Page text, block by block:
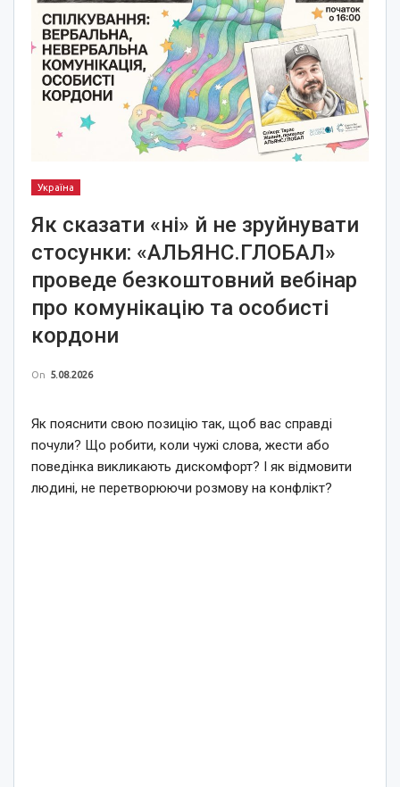
Україна
Як сказати «ні» й не зруйнувати
стосунки: «АЛЬЯНС.ГЛОБАЛ»
проведе безкоштовний вебінар
про комунікацію та особисті
кордони
On 5.08.2026
Як пояснити свою позицію так, щоб вас справді
почули? Що робити, коли чужі слова, жести або
поведінка викликають дискомфорт? І як відмовити
людині, не перетворюючи розмову на конфлікт?